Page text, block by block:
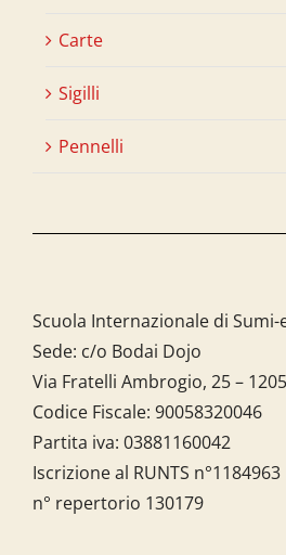
Carte
Sigilli
Pennelli
Scuola Internazionale di Sumi-
Sede: c/o Bodai Dojo
Via Fratelli Ambrogio, 25 –
Codice Fiscale: 90058320046
Partita iva: 03881160042
Iscrizione al RUNTS n°1184963
n° repertorio 130179